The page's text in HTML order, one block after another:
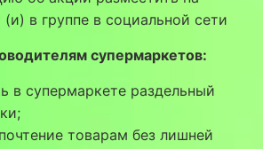
в группе в социальной сети
супермаркетов:
в супермаркете раздельный
товарам без лишней